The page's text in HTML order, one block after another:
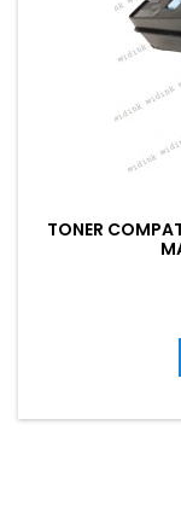
TONER